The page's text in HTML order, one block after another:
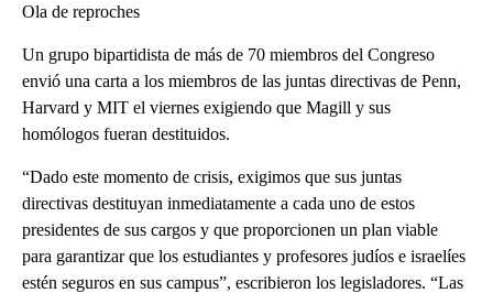
Ola de reproches
Un grupo bipartidista de más de 70 miembros del Congreso
envió una carta a los miembros de las juntas directivas de Penn,
Harvard y MIT el viernes exigiendo que Magill y sus
homólogos fueran destituidos.
“Dado este momento de crisis, exigimos que sus juntas
directivas destituyan inmediatamente a cada uno de estos
presidentes de sus cargos y que proporcionen un plan viable
para garantizar que los estudiantes y profesores judíos e israelíes
estén seguros en sus campus”, escribieron los legisladores. “Las